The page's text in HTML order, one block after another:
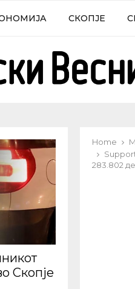
СКОПЈЕ
Home
283.802
Скопје